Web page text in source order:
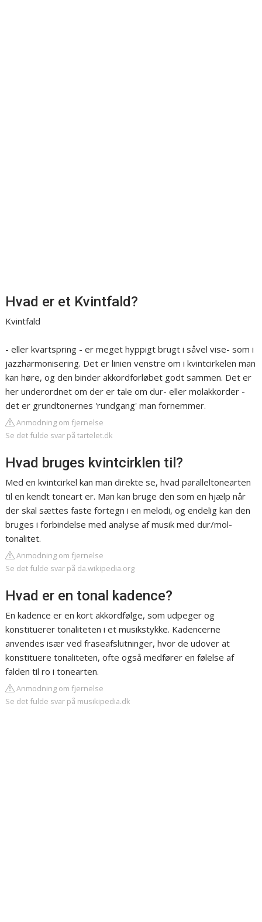
Hvad er et Kvintfald?
Kvintfald
- eller kvartspring - er meget hyppigt brugt i såvel vise- som i
jazzharmonisering. Det er linien venstre om i kvintcirkelen man
kan høre, og den binder akkordforløbet godt sammen. Det er
her underordnet om der er tale om dur- eller molakkorder -
det er grundtonernes 'rundgang' man fornemmer.
Anmodning om fjernelse
Se det fulde svar på tartelet.dk
Hvad bruges kvintcirklen til?
Med en kvintcirkel kan man direkte se, hvad paralleltonearten
til en kendt toneart er. Man kan bruge den som en hjælp når
der skal sættes faste fortegn i en melodi, og endelig kan den
bruges i forbindelse med analyse af musik med dur/mol-
tonalitet.
Anmodning om fjernelse
Se det fulde svar på da.wikipedia.org
Hvad er en tonal kadence?
En kadence er en kort akkordfølge, som udpeger og
konstituerer tonaliteten i et musikstykke. Kadencerne
anvendes især ved fraseafslutninger, hvor de udover at
konstituere tonaliteten, ofte også medfører en følelse af
falden til ro i tonearten.
Anmodning om fjernelse
Se det fulde svar på musikipedia.dk